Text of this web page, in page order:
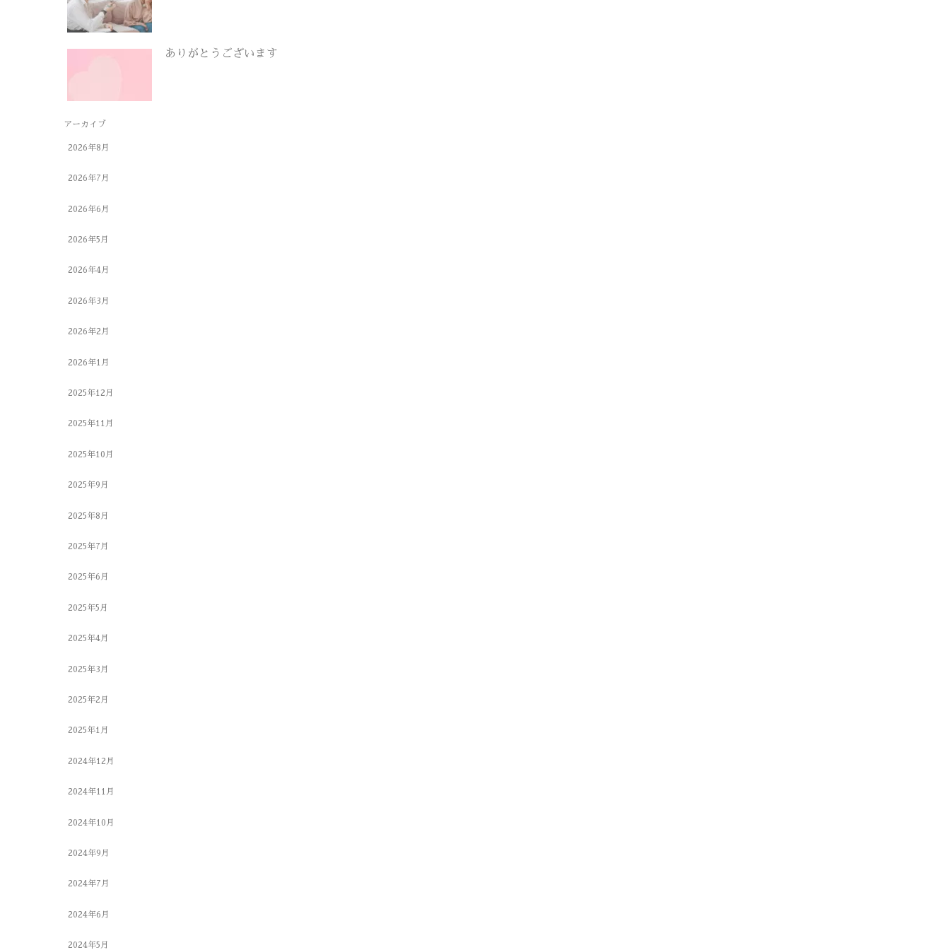
ありがとうございます
アーカイブ
2026年8月
2026年7月
2026年6月
2026年5月
2026年4月
2026年3月
2026年2月
2026年1月
2025年12月
2025年11月
2025年10月
2025年9月
2025年8月
2025年7月
2025年6月
2025年5月
2025年4月
2025年3月
2025年2月
2025年1月
2024年12月
2024年11月
2024年10月
2024年9月
2024年7月
2024年6月
2024年5月